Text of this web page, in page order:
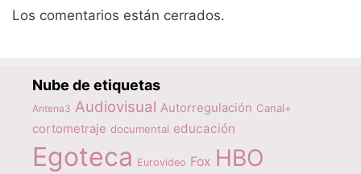
Los comentarios están cerrados.
Nube de etiquetas
Antena3 Audiovisual Autorregulación Canal+
cortometraje documental educación
Egoteca Eurovideo Fox HBO